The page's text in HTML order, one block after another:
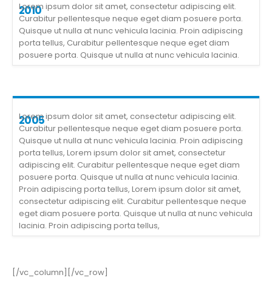
2010
Lorem ipsum dolor sit amet, consectetur adipiscing elit.
Curabitur pellentesque neque eget diam posuere porta.
Quisque ut nulla at nunc vehicula lacinia. Proin adipiscing
porta tellus, Curabitur pellentesque neque eget diam
posuere porta. Quisque ut nulla at nunc vehicula lacinia.
2005
Lorem ipsum dolor sit amet, consectetur adipiscing elit.
Curabitur pellentesque neque eget diam posuere porta.
Quisque ut nulla at nunc vehicula lacinia. Proin adipiscing
porta tellus, Lorem ipsum dolor sit amet, consectetur
adipiscing elit. Curabitur pellentesque neque eget diam
posuere porta. Quisque ut nulla at nunc vehicula lacinia.
Proin adipiscing porta tellus, Lorem ipsum dolor sit amet,
consectetur adipiscing elit. Curabitur pellentesque neque
eget diam posuere porta. Quisque ut nulla at nunc vehicula
lacinia. Proin adipiscing porta tellus,
[/vc_column][/vc_row]